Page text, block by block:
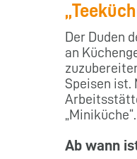
Der Duden
an
Speisen ist.
„Miniküche“.
Ab wann